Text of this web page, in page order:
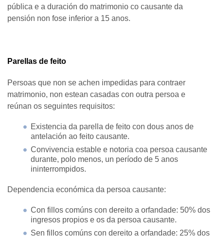
pública e a duración do matrimonio co causante da
pensión non fose inferior a 15 anos.
Parellas de feito
Persoas que non se achen impedidas para contraer
matrimonio, non estean casadas con outra persoa e
reúnan os seguintes requisitos:
Existencia da parella de feito con dous anos de
antelación ao feito causante.
Convivencia estable e notoria coa persoa causante
durante, polo menos, un período de 5 anos
ininterrompidos.
Dependencia económica da persoa causante:
Con fillos comúns con dereito a orfandade: 50% dos
ingresos propios e os da persoa causante.
Sen fillos comúns con dereito a orfandade: 25% dos